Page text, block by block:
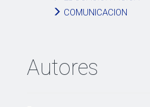
COMUNICACION
Autores